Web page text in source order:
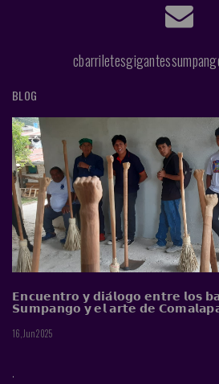
BLOG
𝗘𝗻𝗰𝘂𝗲𝗻𝘁𝗿𝗼 𝘆 𝗱𝗶𝗮́𝗹𝗼𝗴𝗼 𝗲𝗻𝘁𝗿𝗲 𝗹𝗼𝘀
𝗦𝘂𝗺𝗽𝗮𝗻𝗴𝗼 𝘆 𝗲𝗹 𝗮𝗿𝘁𝗲 𝗱𝗲
16, Jun 2025
.